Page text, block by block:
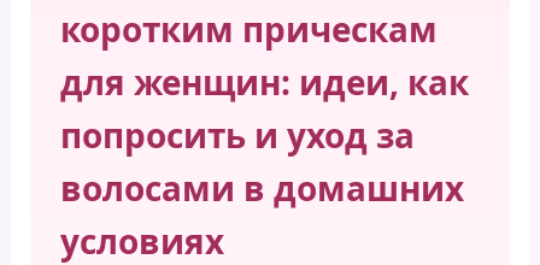
коротким прическам
для женщин: идеи, как
попросить и уход за
волосами в домашних
условиях